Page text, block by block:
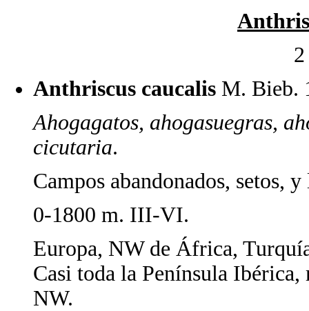
Anthriscus caucalis M.
Ahogagatos, ahogasuegras,
cicutaria.
Campos abandonados, setos,
0-1800 m. III-VI.
Europa, NW de África,
Casi toda la Península
NW.